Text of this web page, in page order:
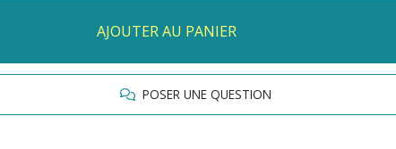
AJOUTER AU PANIER
POSER UNE QUESTION